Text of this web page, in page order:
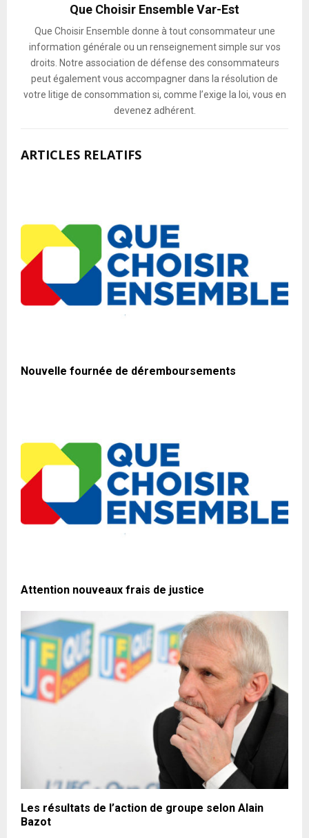
Que Choisir Ensemble Var-Est
Que Choisir Ensemble donne à tout consommateur une
information générale ou un renseignement simple sur vos
droits. Notre association de défense des consommateurs
peut également vous accompagner dans la résolution de
votre litige de consommation si, comme l’exige la loi, vous en
devenez adhérent.
ARTICLES RELATIFS
Nouvelle fournée de déremboursements
Attention nouveaux frais de justice
Les résultats de l’action de groupe selon Alain
Bazot